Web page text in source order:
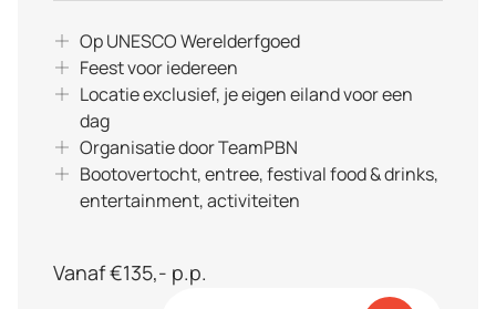
Op UNESCO Werelderfgoed
Feest voor iedereen
Locatie exclusief, je eigen eiland voor een
dag
Organisatie door TeamPBN
Bootovertocht, entree, festival food & drinks,
entertainment, activiteiten
Vanaf €135,- p.p.